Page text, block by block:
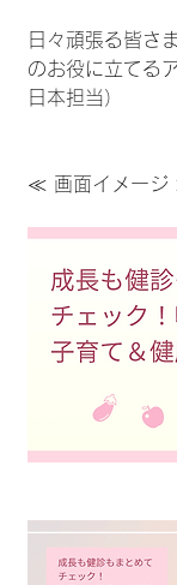
日々頑張る皆さ
のお役に立てる
日本担当）
≪ 画面イメー